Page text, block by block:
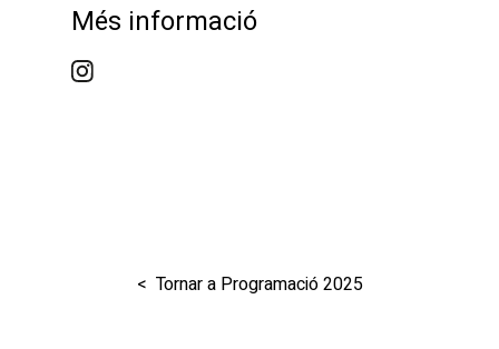
Més informació
< Tornar a Programació 2025